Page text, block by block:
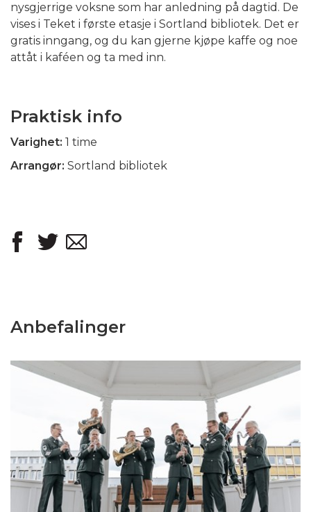
nysgjerrige voksne som har anledning på dagtid. De
vises i Teket i første etasje i Sortland bibliotek. Det er
gratis inngang, og du kan gjerne kjøpe kaffe og noe
attåt i kaféen og ta med inn.
Praktisk info
Varighet: 1 time
Arrangør: Sortland bibliotek
Anbefalinger